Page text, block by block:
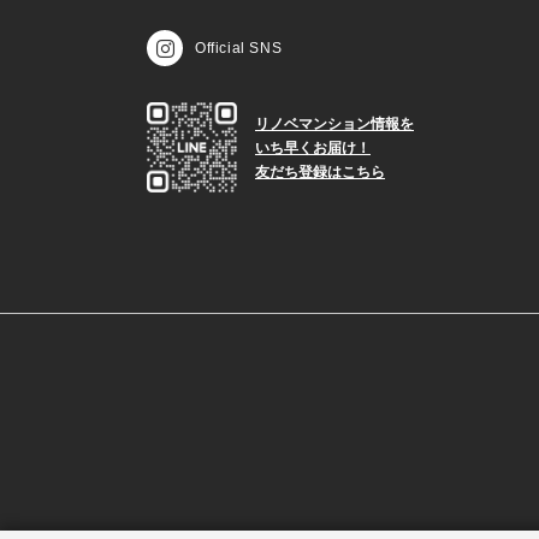
Official SNS
リノベマンション情報を
いち早くお届け！
友だち登録はこちら